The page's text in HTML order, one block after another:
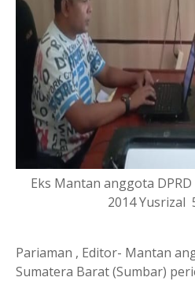
Eks Mantan anggota
2014 Yusrizal
Pariaman , Editor- Mantan
Sumatera Barat (Sumbar)